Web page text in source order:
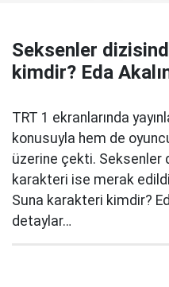
Seksenler
kimdir? Eda
TRT 1 ekranlarında
konusuyla hem de
üzerine çekti. Seksenler
karakteri ise merak
Suna karakteri kimdir?
detaylar…